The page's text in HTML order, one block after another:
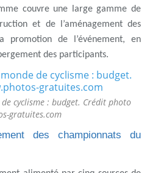
couvre une large gamme de
et de l’aménagement des
promotion de l’événement, en
des participants.
cyclisme : budget. Crédit photo
gratuites.com
des championnats du